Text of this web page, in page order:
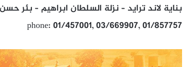
بناية لاند ترايد – نزلة السلطان ابراهيم – بئر
phone: 01/457001, 03/669907, 01/857757